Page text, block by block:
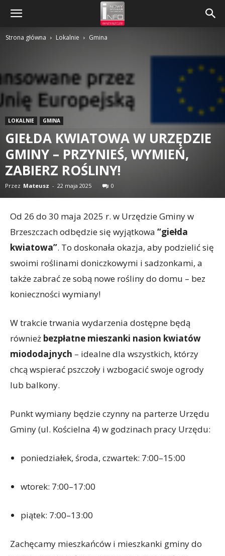
Strona główna Lokalnie Gmina
LOKALNIE GMINA
GIEŁDA KWIATOWA W URZĘDZIE
GMINY – PRZYNIEŚ, WYMIEŃ,
ZABIERZ ROŚLINY!
Przez Mateusz - 22 maja 2025 0
Od 26 do 30 maja 2025 r. w Urzędzie Gminy w
Brzeszczach odbędzie się wyjątkowa “giełda
kwiatowa”. To doskonała okazja, aby podzielić się
swoimi roślinami doniczkowymi i sadzonkami, a
także zabrać ze sobą nowe rośliny do domu – bez
konieczności wymiany!
W trakcie trwania wydarzenia dostępne będą
również bezpłatne mieszanki nasion kwiatów
miododajnych – idealne dla wszystkich, którzy
chcą wspierać pszczoły i wzbogacić swoje ogrody
lub balkony.
Punkt wymiany będzie czynny na parterze Urzędu
Gminy (ul. Kościelna 4) w godzinach pracy Urzędu:
poniedziałek, środa, czwartek: 7:00–15:00
wtorek: 7:00–17:00
piątek: 7:00–13:00
Zachęcamy mieszkańców i mieszkanki gminy do